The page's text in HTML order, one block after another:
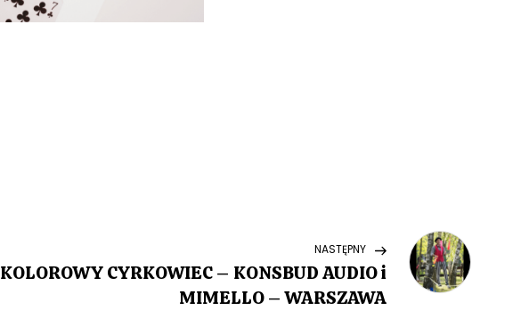
Post
NASTĘPNY
KOLOROWY CYRKOWIEC – KONSBUD AUDIO i
MIMELLO – WARSZAWA